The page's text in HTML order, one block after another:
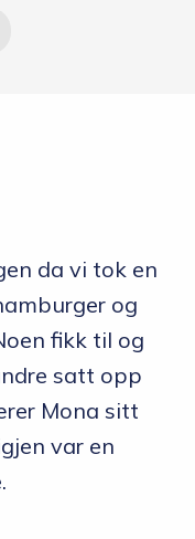
da vi tok en
og
fikk til og
satt opp
Mona sitt
var en